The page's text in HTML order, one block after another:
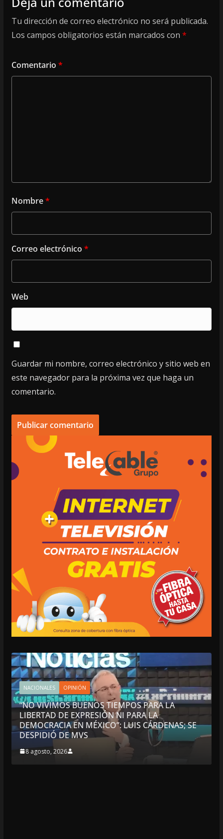
Tu dirección de correo electrónico no será publicada.
Los campos obligatorios están marcados con *
Comentario *
Nombre*
Correo electrónico *
Web
Guardar mi nombre, correo electrónico y sitio web en
este navegador para la próxima vez que haga un
comentario.
TIEMPOS PARA LA
NI PARA LA
LUIS CÁRDENAS; SE
INTERNACIONALES NACIONALES
CIRCULA EN REDES:
DEMOSTRAR LA
REPUBLICANA; “HASTA
CRÍTICAS”